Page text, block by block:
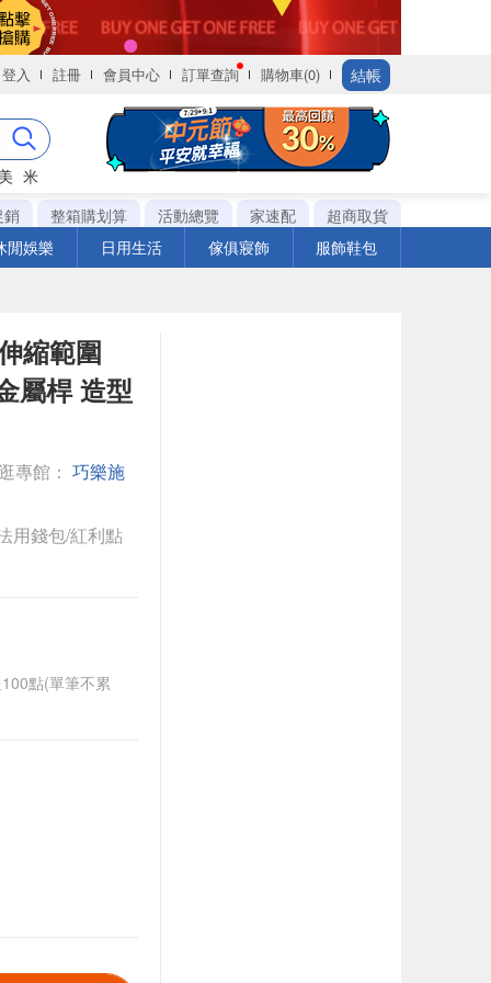
登入 註冊 會員中心 訂單查詢 購物車(0) 結帳
米
銷
整箱購划算 活動總覽 家速配
超商取貨
閒娛樂
日用生活 傢俱寢飾 服飾鞋包
縮範圍
屬桿 造型
專館： 巧樂施
用錢包/紅利點
點(單筆不累